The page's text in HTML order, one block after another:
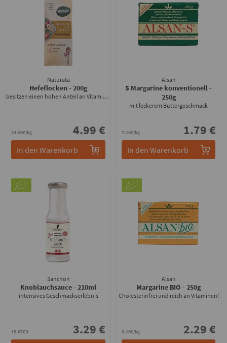
Naturata
Hefeflocken- 200g
besitzen einen hohen Anteil an Vitamin B1
24.95€/kg 4.99 €
In den Warenkorb
Alsan
S Margarine konventionell-
250g
mit leckerem Buttergeschmack
7.16€/kg 1.79 €
In den Warenkorb
Sanchon
Knoblauchsauce- 210ml
intensives Geschmackserlebnis
15.67€/l 3.29 €
Alsan
Margarine BIO- 250g
Cholesterinfrei und reich an Vitaminen!
9.16€/kg 2.29 €